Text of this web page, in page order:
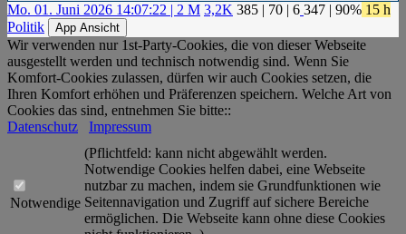
Mo. 01. Juni 2026 14:07:22 | 2 M 3,2K 385 | 70 | 6 347 | 90% 15 h
Politik
App Ansicht
Wir verwenden nur 1st-Party-Cookies, die von dieser Webseite
ausgestellt werden und technisch notwendig sind. Wenn Sie
Komfort-Cookies zulassen, dürfen wir auch Cookies setzen, die
Ihren Komfort erhöhen und Präferenzen speichern. Welche Art von
Cookies das sind, entnehmen Sie bitte::
Datenschutz
Impressum
Notwendige
(Pflichtfeld: kann nicht abgewählt werden.
Notwendige Cookies helfen dabei, eine Webseite
nutzbar zu machen, indem sie Grundfunktionen wie
Seitennavigation und Zugriff auf sichere Bereiche
ermöglichen. Die Webseite kann ohne diese Cookies